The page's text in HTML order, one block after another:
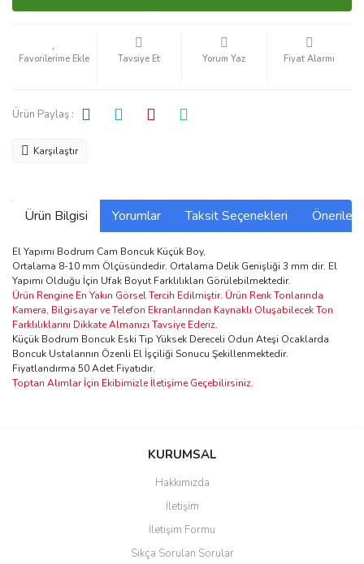
Tavsiye Et Yorum Yaz Fiyat Alarmı
Ürün Paylaş :
Karşılaştır
Ürün Bilgisi Yorumlar Taksit Seçenekleri
El Yapımı Bodrum Cam Boncuk Küçük Boy,
Ortalama 8-10 mm Ölçüsündedir. Ortalama Delik Genişliği 3 mm dir. El
Yapımı Olduğu İçin Ufak Boyut Farklılıkları Görülebilmektedir.
Ürün Rengine En Yakın Görsel Tercih Edilmiştir. Ürün Renk Tonlarında
Kamera, Bilgisayar ve Telefon Ekranlarından Kaynaklı Oluşabilecek Ton
Farklılıklarını Dikkate Almanızı Tavsiye Ederiz.
Küçük Bodrum Boncuk Eski Tip Yüksek Dereceli Odun Ateşi Ocaklarda
Boncuk Ustalarının Özenli El İşçiliği Sonucu Şekillenmektedir.
Fiyatlandırma 50 Adet Fiyatıdır.
Toptan Alımlar İçin Ekibimizle İletişime Geçebilirsiniz.
Bu ürüne ilk yorumu siz yapın!
Yorum Yaz
Ürün resmi kalitesiz, bozuk veya görüntülenemiyor.
Ürün açıklamasında eksik bilgiler bulunuyor.
Ürün bilgilerinde hatalar bulunuyor.
KURUMSAL
Hakkımızda
İletişim
İletişim Formu
Sıkça Sorulan Sorular